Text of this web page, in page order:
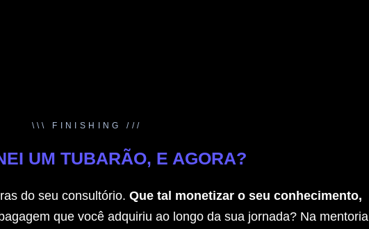
\\\ FINISHING ///
UM TUBARÃO, E AGORA?
do seu consultório. Que tal monetizar o seu conhecimento,
que você adquiriu ao longo da sua jornada? Na mentoria